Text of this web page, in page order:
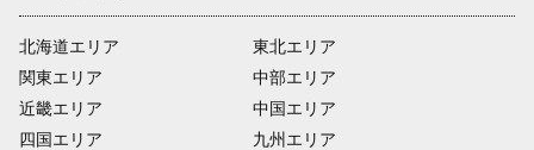
北海道エリア
関東エリア
近畿エリア
四国エリア
東北エリア
中部エリア
中国エリア
九州エリア